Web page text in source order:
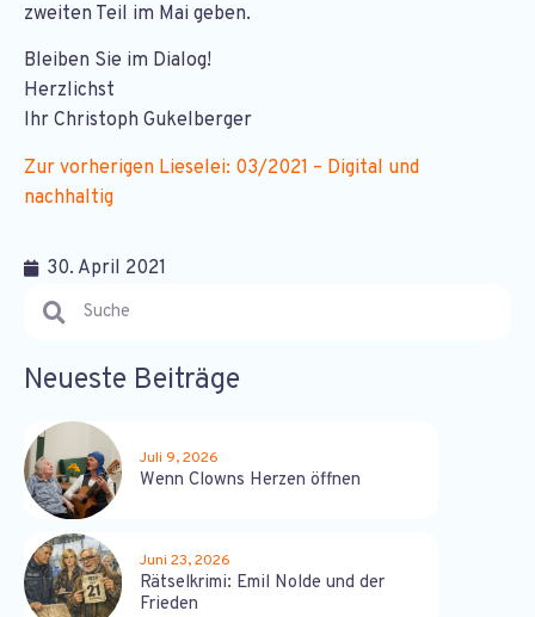
zweiten Teil im Mai geben.
Bleiben Sie im Dialog!
Herzlichst
Ihr Christoph Gukelberger
Zur vorherigen Lieselei: 03/2021 – Digital und
nachhaltig
30. April 2021
Neueste Beiträge
Juli 9, 2026
Wenn Clowns Herzen öffnen
Juni 23, 2026
Rätselkrimi: Emil Nolde und der
Frieden